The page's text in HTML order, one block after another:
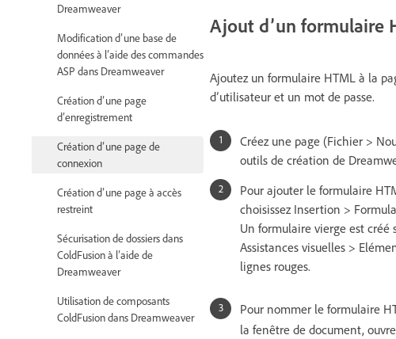
Dreamweaver
Modification d’une base de
données à l’aide des commandes
ASP dans Dreamweaver
Création d’une page
d’enregistrement
Création d’une page de
connexion
Création d’une page à accès
restreint
Sécurisation de dossiers dans
ColdFusion à l’aide de
Dreamweaver
Utilisation de composants
ColdFusion dans Dreamweaver
Ajout d’un formulaire
Ajoutez un formulaire HTML à la
d’utilisateur et un mot de passe.
Créez une page (Fichier >
outils de création de
Pour ajouter le formulaire
choisissez Insertion >
Un formulaire vierge est créé
Assistances visuelles >
lignes rouges.
Pour nommer le formulaire
la fenêtre de document,